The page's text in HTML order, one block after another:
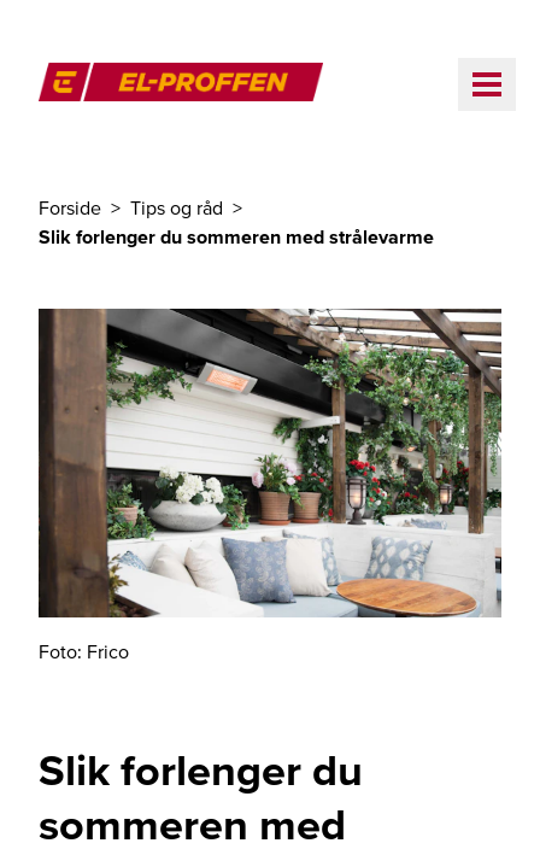
Du er her
Forside
Tips og råd
Slik forlenger du sommeren med strålevarme
Foto: Frico
Slik forlenger du
sommeren med